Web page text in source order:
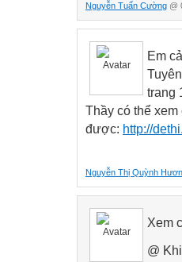
Nguyễn Tuấn Cường @
Em
trang
Thầy có thể
được: http://
Nguyễn Thị Quỳnh
Xem
@